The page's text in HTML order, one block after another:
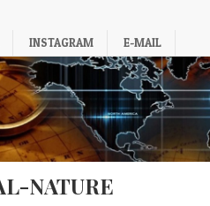
INSTAGRAM E-MAIL
NATURE